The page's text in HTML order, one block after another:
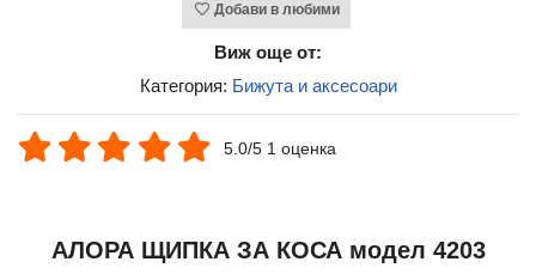
Добави в любими
Виж още от:
Категория: Бижута и аксесоари
5.0/5 1 оценка
АЛОРА ЩИПКА ЗА КОСА модел 4203